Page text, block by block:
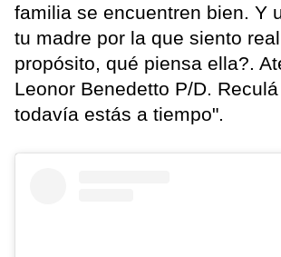
familia se encuentren bien. Y
tu madre por la que siento
propósito, qué piensa ella?.
Leonor Benedetto P/D.
todavía estás a tiempo".